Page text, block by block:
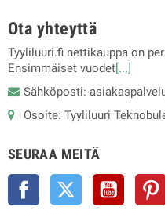
Ota yhteyttä
Tyyliluuri.fi nettikauppa on
Ensimmäiset vuodet [...]
Sähköposti:
Osoite: Tyyliluuri
SEURAA MEITÄ
Facebook Twitter YouTube